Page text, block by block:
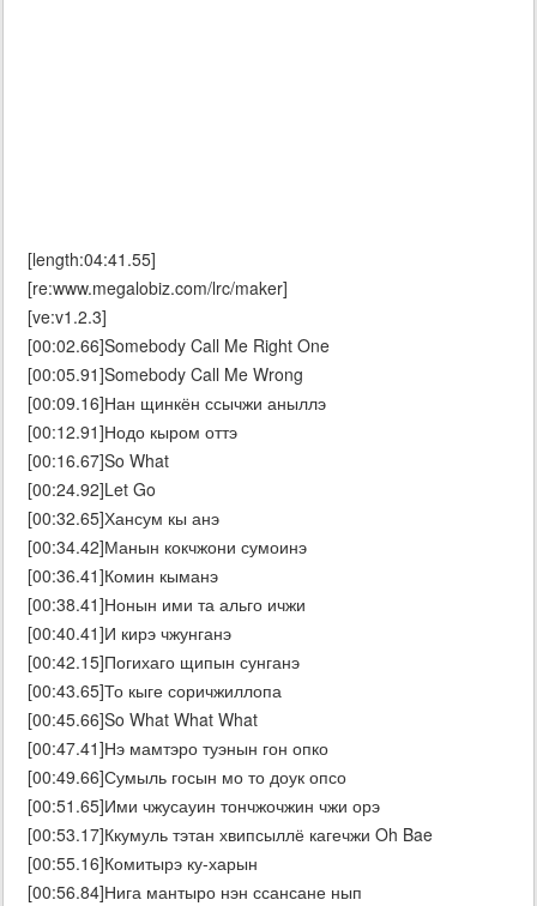
[length:04:41.55]
[re:www.megalobiz.com/lrc/maker]
[ve:v1.2.3]
[00:02.66]Somebody Call Me Right One
[00:05.91]Somebody Call Me Wrong
[00:09.16]Нан щинкён ссычжи аныллэ
[00:12.91]Нодо кыром оттэ
[00:16.67]So What
[00:24.92]Let Go
[00:32.65]Хансум кы анэ
[00:34.42]Манын кокчжони сумоинэ
[00:36.41]Комин кыманэ
[00:38.41]Нонын ими та альго ичжи
[00:40.41]И кирэ чжунганэ
[00:42.15]Погихаго щипын сунганэ
[00:43.65]То кыге соричжиллопа
[00:45.66]So What What What
[00:47.41]Нэ мамтэро туэнын гон опко
[00:49.66]Сумыль госын мо то доук опсо
[00:51.65]Ими чжусауин тончжочжин чжи орэ
[00:53.17]Ккумуль тэтан хвипсыллё кагечжи Oh Bae
[00:55.16]Комитырэ ку-харын
[00:56.84]Нига мантыро нэн ссансане нып